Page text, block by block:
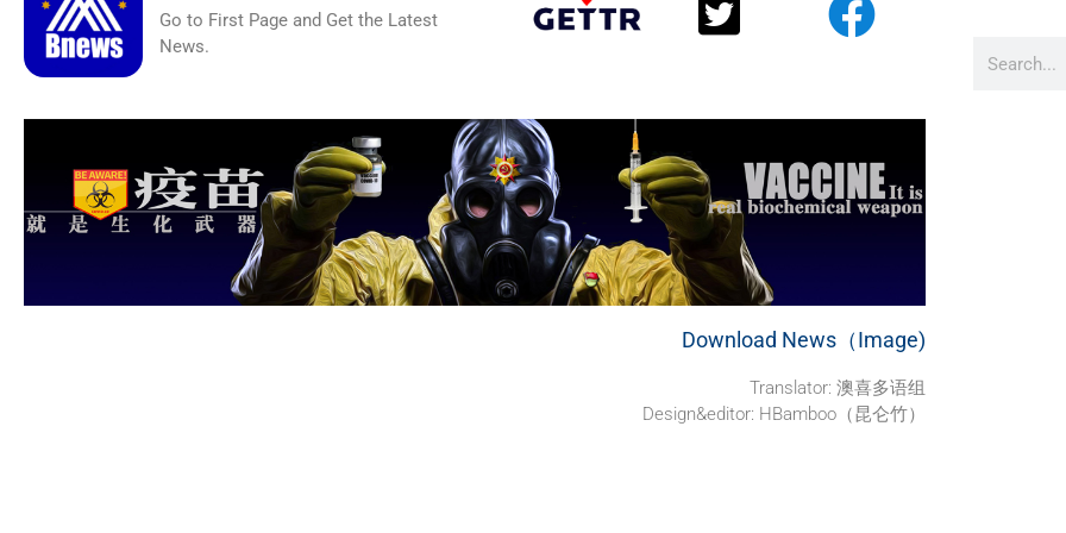
Go to First Page and Get the Latest
News.
Download News（Image)
Translator: 澳喜多语组
Design&editor: HBamboo（昆仑竹）